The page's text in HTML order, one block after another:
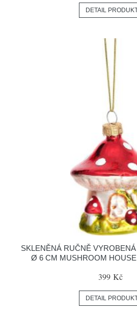
DETAIL
SKLENĚNÁ RUČNĚ
Ø 6 CM MUSHROOM
399 Kč
DETAIL